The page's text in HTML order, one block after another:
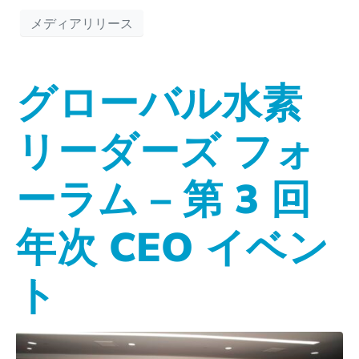
メディアリリース
グローバル水素
リーダーズ フォ
ーラム – 第 3 回
年次 CEO イベン
ト